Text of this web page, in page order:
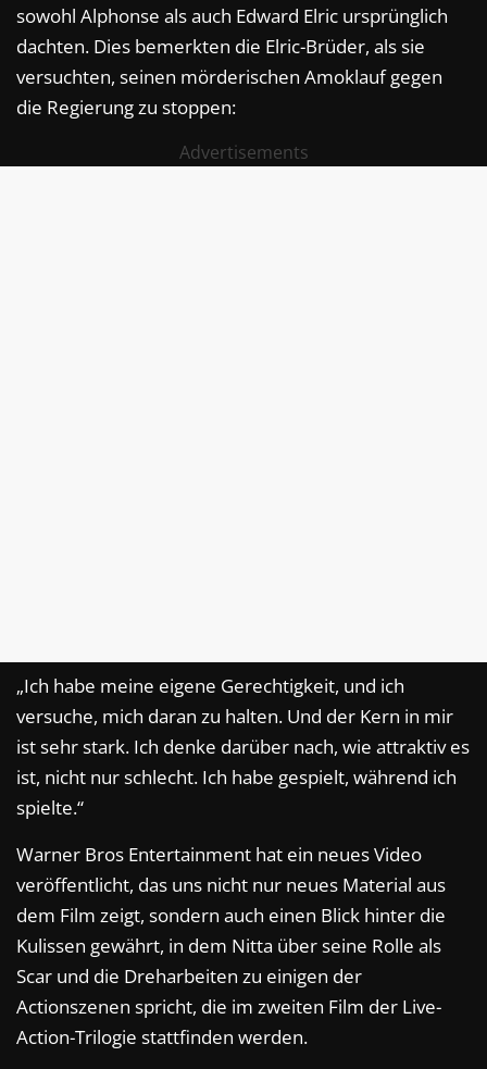
sowohl Alphonse als auch Edward Elric ursprünglich
dachten. Dies bemerkten die Elric-Brüder, als sie
versuchten, seinen mörderischen Amoklauf gegen
die Regierung zu stoppen:
Advertisements
„Ich habe meine eigene Gerechtigkeit, und ich
versuche, mich daran zu halten. Und der Kern in mir
ist sehr stark. Ich denke darüber nach, wie attraktiv es
ist, nicht nur schlecht. Ich habe gespielt, während ich
spielte.“
Warner Bros Entertainment hat ein neues Video
veröffentlicht, das uns nicht nur neues Material aus
dem Film zeigt, sondern auch einen Blick hinter die
Kulissen gewährt, in dem Nitta über seine Rolle als
Scar und die Dreharbeiten zu einigen der
Actionszenen spricht, die im zweiten Film der Live-
Action-Trilogie stattfinden werden.